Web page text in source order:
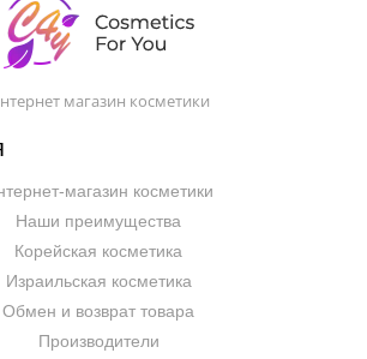
магазин косметики
магазин косметики
Наши преимущества
Корейская косметика
Израильская косметика
Обмен и возврат товара
Производители